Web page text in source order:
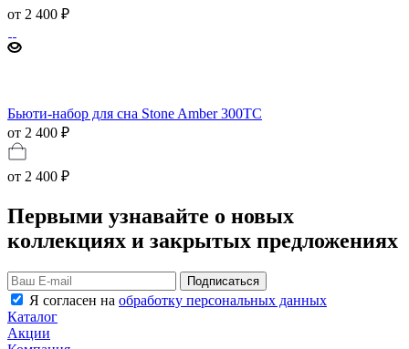
от 2 400 ₽
Бьюти-набор для сна Stone Amber 300ТС
от 2 400 ₽
от 2 400 ₽
Первыми узнавайте о новых
коллекциях и закрытых предложениях
Подписаться
Я согласен на обработку персональных данных
Каталог
Акции